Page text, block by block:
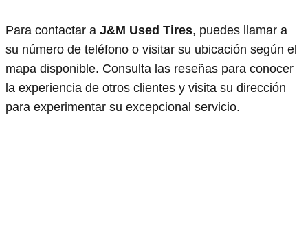
Para contactar a J&M Used Tires, puedes llamar a
su número de teléfono o visitar su ubicación según el
mapa disponible. Consulta las reseñas para conocer
la experiencia de otros clientes y visita su dirección
para experimentar su excepcional servicio.